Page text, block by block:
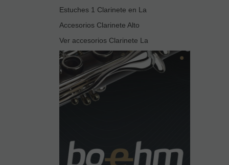
Estuches 1 Clarinete en La
Accesorios Clarinete Alto
Ver accesorios Clarinete La